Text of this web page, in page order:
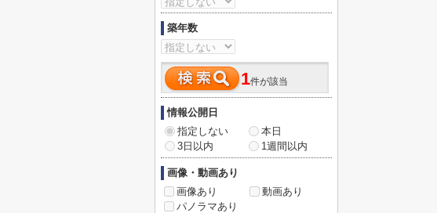
築年数
1件が該当
情報公開日
指定しない
本日
3日以内
1週間以内
画像・動画あり
画像あり
動画あり
パノラマあり